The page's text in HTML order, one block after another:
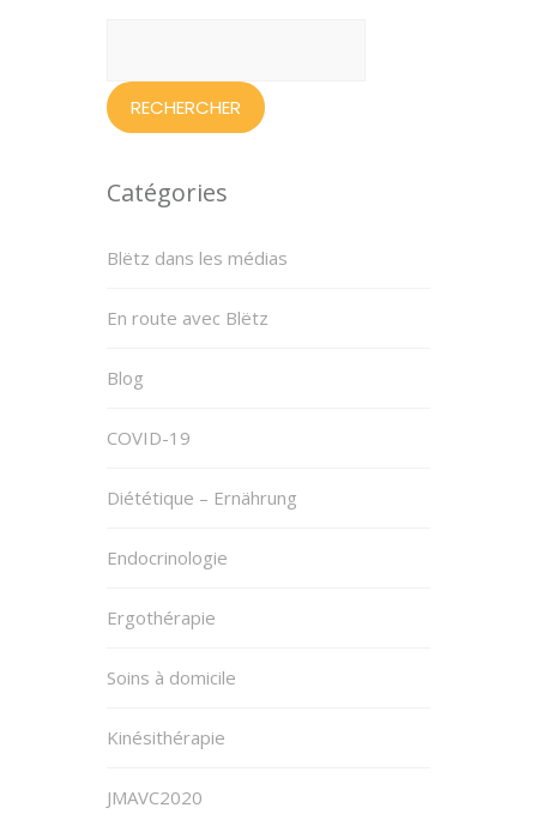
Catégories
Blëtz dans les médias
En route avec Blëtz
Blog
COVID-19
Diététique – Ernährung
Endocrinologie
Ergothérapie
Soins à domicile
Kinésithérapie
JMAVC2020